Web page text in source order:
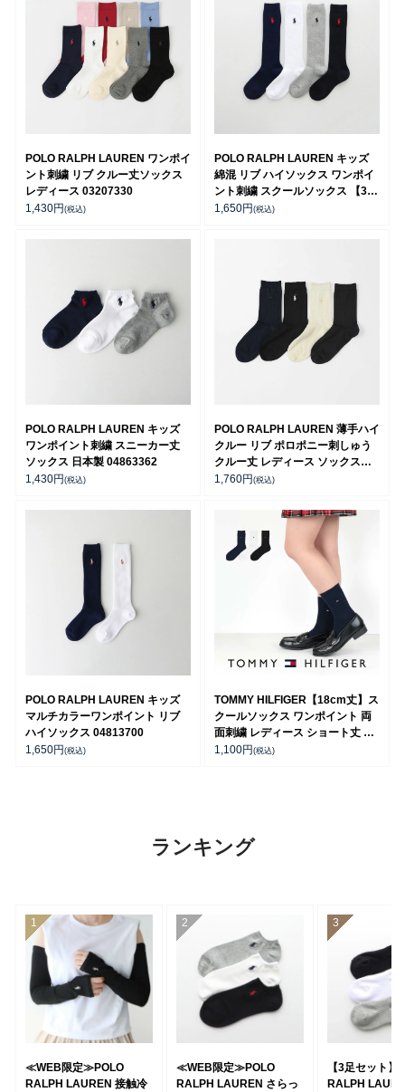
POLO RALPH LAUREN ワンポイ
ント刺繍 リブ クルー丈ソックス
レディース 03207330
1,430円 (税込)
POLO RALPH LAUREN キッズ
綿混 リブ ハイソックス ワンポイ
ント刺繍 スクールソックス 【365
日最短翌日発送】 04873500
1,650円 (税込)
POLO RALPH LAUREN キッズ
ワンポイント刺繍 スニーカー丈
ソックス 日本製 04863362
1,430円 (税込)
POLO RALPH LAUREN 薄手ハイ
クルー リブ ポロポニー刺しゅう
クルー丈 レディース ソックス
03207206
1,760円 (税込)
POLO RALPH LAUREN キッズ
マルチカラーワンポイント リブ
ハイソックス 04813700
1,650円 (税込)
TOMMY HILFIGER【18cm丈】ス
クールソックス ワンポイント 両
面刺繍 レディース ショート丈 ソ
ックス 【365日最短翌日発送】
1,100円 (税込)
ランキング
≪WEB限定≫POLO
RALPH LAUREN 接触冷
≪WEB限定≫POLO
RALPH LAUREN さらっ
【3足セット】
RALPH